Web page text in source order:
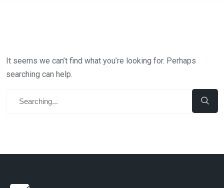
It seems we can’t find what you’re looking for. Perhaps
searching can help.